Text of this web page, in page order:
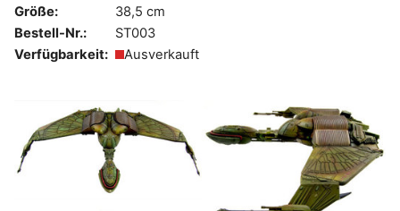
Größe:
38,5 cm
Bestell-Nr.:
ST003
Verfügbarkeit:
Ausverkauft